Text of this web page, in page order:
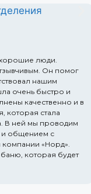
люди.
Он помог
нашим
очень быстро и
качественно и в
которая стала
В ней мы проводим
и общением с
«Норд».
которая будет